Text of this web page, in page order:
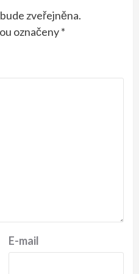
zveřejněna.
označeny*
E-mail